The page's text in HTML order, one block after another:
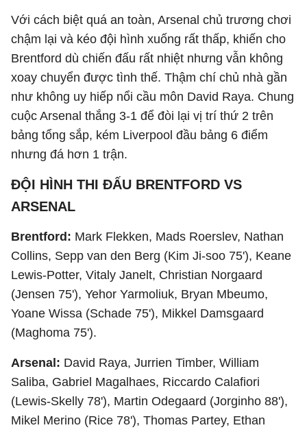
Với cách biệt quá an toàn, Arsenal chủ trương chơi
chậm lại và kéo đội hình xuống rất thấp, khiến cho
Brentford dù chiến đấu rất nhiệt nhưng vẫn không
xoay chuyển được tình thế. Thậm chí chủ nhà gần
như không uy hiếp nổi cầu môn David Raya. Chung
cuộc Arsenal thắng 3-1 để đòi lại vị trí thứ 2 trên
bảng tổng sắp, kém Liverpool đầu bảng 6 điểm
nhưng đá hơn 1 trận.
ĐỘI HÌNH THI ĐẤU BRENTFORD VS
ARSENAL
Brentford: Mark Flekken, Mads Roerslev, Nathan
Collins, Sepp van den Berg (Kim Ji-soo 75'), Keane
Lewis-Potter, Vitaly Janelt, Christian Norgaard
(Jensen 75'), Yehor Yarmoliuk, Bryan Mbeumo,
Yoane Wissa (Schade 75'), Mikkel Damsgaard
(Maghoma 75').
Arsenal: David Raya, Jurrien Timber, William
Saliba, Gabriel Magalhaes, Riccardo Calafiori
(Lewis-Skelly 78'), Martin Odegaard (Jorginho 88'),
Mikel Merino (Rice 78'), Thomas Partey, Ethan